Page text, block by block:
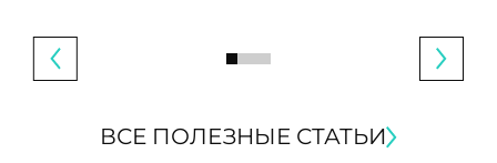
ВСЕ ПОЛЕЗНЫЕ СТАТЬИ